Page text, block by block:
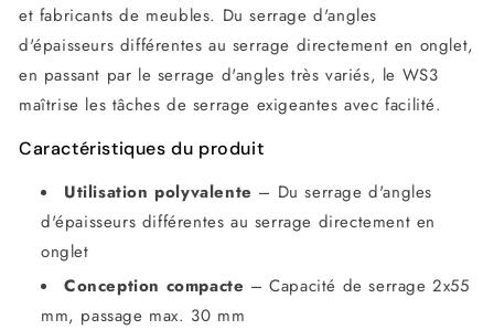
et fabricants de meubles. Du serrage d'angles
d'épaisseurs différentes au serrage directement en onglet,
en passant par le serrage d'angles très variés, le WS3
maîtrise les tâches de serrage exigeantes avec facilité.
Caractéristiques du produit
Utilisation polyvalente – Du serrage d'angles
d'épaisseurs différentes au serrage directement en
onglet
Conception compacte – Capacité de serrage 2x55
mm, passage max. 30 mm